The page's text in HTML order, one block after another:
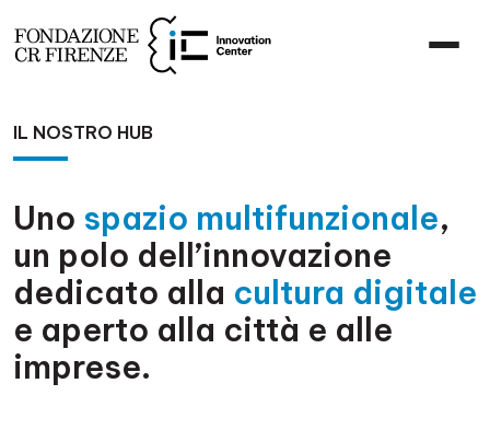
IL NOSTRO HUB
Uno spazio multifunzionale,
un polo dell’innovazione
dedicato alla cultura digitale
e aperto alla città e alle
imprese.